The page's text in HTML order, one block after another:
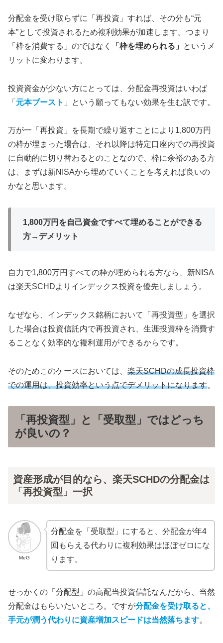
分配金を受け取らずに「再投資」すれば、その分も“元
本”として投資されるため複利効果が加速します。つまり
「枠を消費する」のではなく
「枠を埋められる」
というメ
リットに変わります。
投資資金が少ない方にとっては、分配金再投資はいわば
「 元本ブースト 」という願ってもない効果を生む訳です。
万が一「再投資」を長期で繰り返すことにより 1,800万円
の枠が埋まった場合は、それ以降は特定口座内での再投資
に自動的に切り替わるとのことなので、枠に余裕のある方
は、まずは新NISAから埋めていくことを考えれば良いの
かなと思います。
1,800万円を自己資金ですべて埋めることができる
方→デメリット
自力で1,800万円すべての枠が埋められる方なら、新NISA
は楽天SCHDよりインデックス投資を優先しましょう。
なぜなら、インデックス銘柄において「再投資型」を選択
した場合は投資信託内で再投資され、生涯投資枠を消費す
ることなく効率的な複利運用ができるからです。
そのためこのケースにおいては、 楽天SCHDの成長投資枠
での運用は、投資効率という点でデメリットになります。
「再投資型」と「受取型」ではどっち
が良いの？
資産形成が目的なら、楽天SCHDの分配金は
「再投資型」一択
MeG
分配金を「受取型」にすると、分配金が年4
回もらえる代わりに複利効果はほぼゼロにな
ります。
せっかくの「分配型」の高配当投資信託なんだから、当然
分配金はもらいたいところ。ですが分配金を受け取ると、
手元が潤う代わりに資産増加スピードは当然落ちます。